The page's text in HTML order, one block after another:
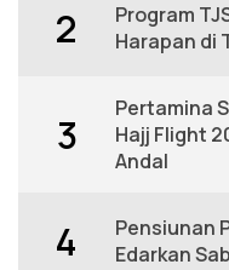
2
Program
Harapan di
3
Pertamina
Hajj Flight
Andal
4
Pensiunan
Edarkan